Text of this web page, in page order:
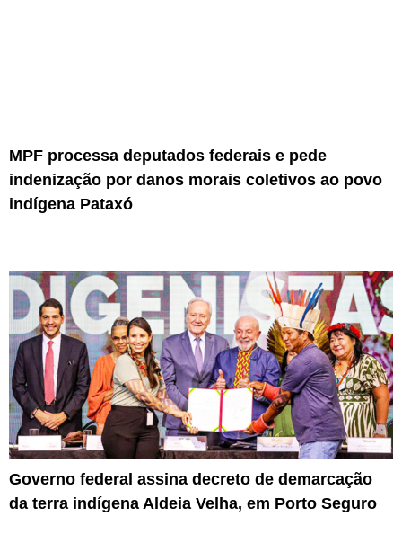
MPF processa deputados federais e pede
indenização por danos morais coletivos ao povo
indígena Pataxó
Governo federal assina decreto de demarcação
da terra indígena Aldeia Velha, em Porto Seguro